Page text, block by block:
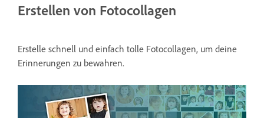
Erstellen von Fotocollagen
Erstelle schnell und einfach tolle Fotocollagen, um deine
Erinnerungen zu bewahren.